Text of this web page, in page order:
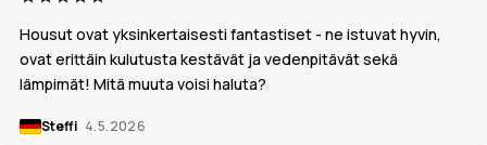
Housut ovat yksinkertaisesti fantastiset - ne istuvat hyvin,
ovat erittäin kulutusta kestävät ja vedenpitävät sekä
lämpimät! Mitä muuta voisi haluta?
Steffi 4.5.2026